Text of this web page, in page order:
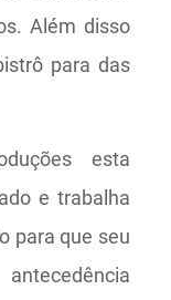
Além disso
para das
esta
e trabalha
para que seu